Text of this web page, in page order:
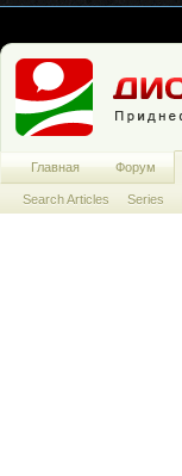
Главная Форум
Search Articles Series